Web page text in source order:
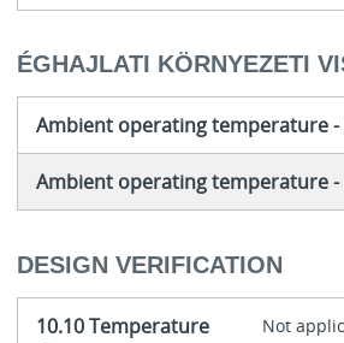
ÉGHAJLATI KÖRNYEZETI
Ambient operating temperature -
Ambient operating temperature -
DESIGN VERIFICATION
10.10 Temperature
Not